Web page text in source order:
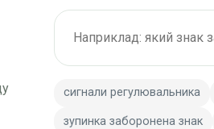
сигнали регулювальника
зупинка заборонена знак